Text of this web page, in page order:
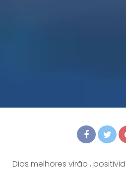
Dias melhores virão ,